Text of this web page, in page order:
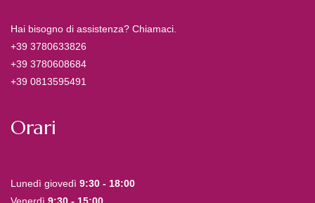
Hai bisogno di assistenza? Chiamaci.
+39 3780633826
+39 3780608684
+39 0813595491
Orari
Lunedì giovedì 9:30 - 18:00